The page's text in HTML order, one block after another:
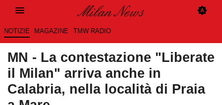
NOTIZIE MAGAZINE TMW RADIO
MN - La contestazione "Liberate
il Milan" arriva anche in
Calabria, nella località di Praia